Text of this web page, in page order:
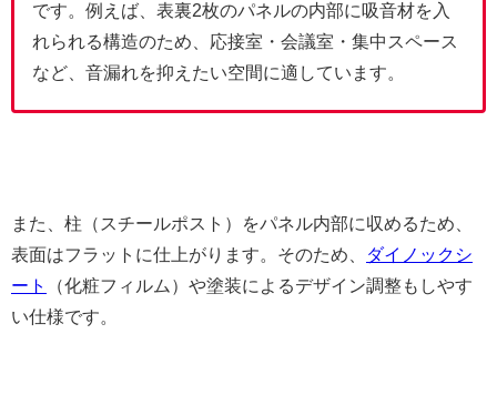
です。 例えば、表裏2枚のパネルの内部に吸音材を入
れられる構造のため、応接室・会議室・集中スペース
など、音漏れを抑えたい空間に適しています。
また、柱（スチールポスト）をパネル内部に収めるため、
表面はフラットに仕上がります。そのため、
ダイノックシ
ート
（化粧フィルム）や塗装によるデザイン調整もしやす
い仕様です。